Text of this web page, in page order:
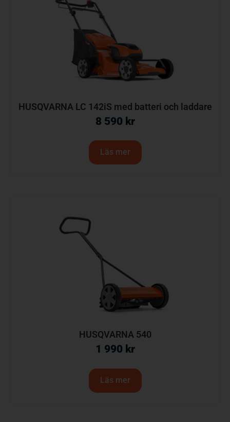
HUSQVARNA LC 142iS med batteri och laddare
8 590 kr
Läs mer
HUSQVARNA 540
1 990 kr
Läs mer